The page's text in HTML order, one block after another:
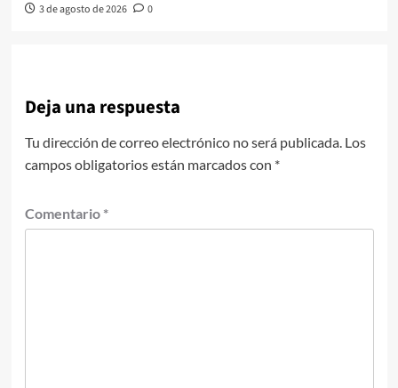
3 de agosto de 2026 0
Deja una respuesta
Tu dirección de correo electrónico no será publicada. Los
campos obligatorios están marcados con *
Comentario *